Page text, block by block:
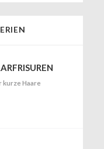
kurze Haare